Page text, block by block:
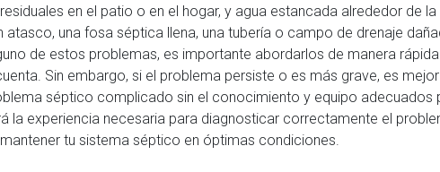
en el patio o en el hogar, y agua estancada alrededor de
atasco, una fosa séptica llena, una tubería o campo de drenaje
de estos problemas, es importante abordarlos de manera
Sin embargo, si el problema persiste o es más grave, es
séptico complicado sin el conocimiento y equipo
la experiencia necesaria para diagnosticar correctamente el
tu sistema séptico en óptimas condiciones.